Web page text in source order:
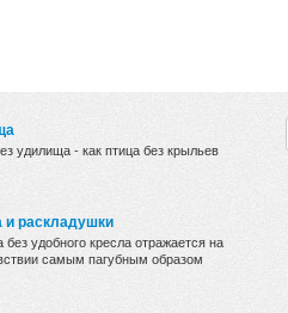
удилища - как птица без крыльев
и раскладушки
без удобного кресла отражается на
самым пагубным образом